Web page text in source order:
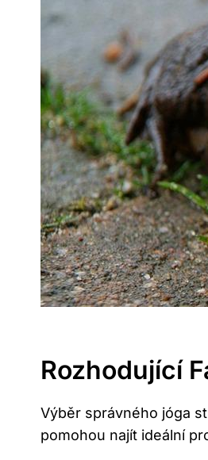
Rozhodující
Výběr správného jóga
pomohou najít ideální